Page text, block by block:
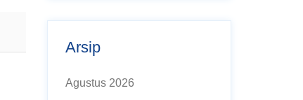
Arsip
Agustus 2026